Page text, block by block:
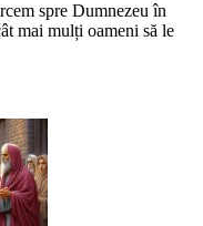
spre Dumnezeu în
mai mulți oameni să le